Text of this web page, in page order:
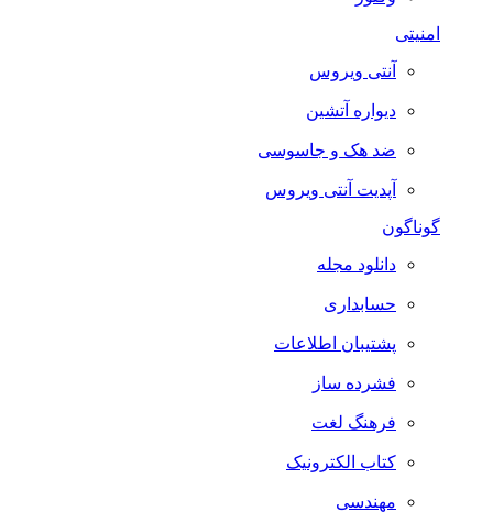
امنیتی
آنتی ویروس
دیواره آتشین
ضد هک و جاسوسی
آپدیت آنتی ویروس
گوناگون
دانلود مجله
حسابداری
پشتیبان اطلاعات
فشرده ساز
فرهنگ لغت
کتاب الکترونیک
مهندسی